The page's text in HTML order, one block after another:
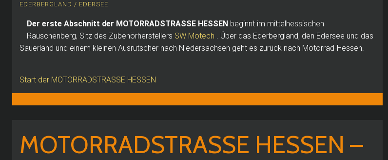
EDERBERGLAND / EDERSEE
Der erste Abschnitt der MOTORRADSTRASSE HESSEN beginnt im mittelhessischen
Rauschenberg, Sitz des Zubehörherstellers SW Motech . Über das Ederbergland, den Edersee und das
Sauerland und einem kleinen Ausrutscher nach Niedersachsen geht es zurück nach Motorrad-Hessen.
Start der MOTORRADSTRASSE HESSEN
MOTORRADSTRASSE HESSEN –